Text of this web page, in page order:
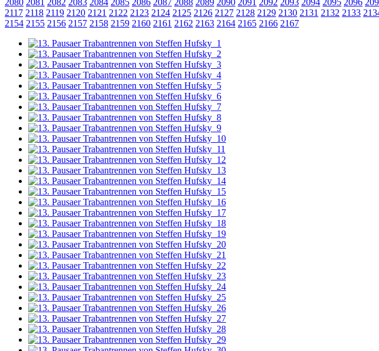
2080 2081 2082 2083 2084 2085 2086 2087 2088 2089 2090 2091 2092 2093 2094 2095 2096
2117 2118 2119 2120 2121 2122 2123 2124 2125 2126 2127 2128 2129 2130 2131 2132 2133
2154 2155 2156 2157 2158 2159 2160 2161 2162 2163 2164 2165 2166 2167